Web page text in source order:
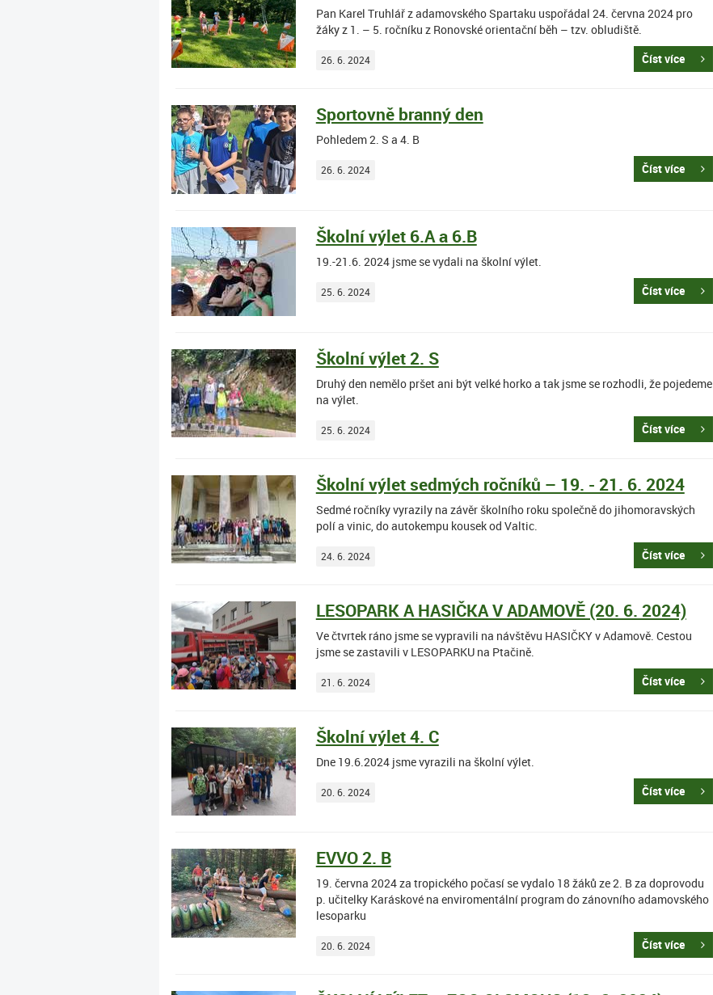
Pan Karel Truhlář z adamovského Spartaku uspořádal 24. června 2024 pro
žáky z 1. – 5. ročníku z Ronovské orientační běh – tzv. obludiště.
26. 6. 2024 Číst více
Sportovně branný den
Pohledem 2. S a 4. B
26. 6. 2024 Číst více
Školní výlet 6.A a 6.B
19.-21.6. 2024 jsme se vydali na školní výlet.
25. 6. 2024 Číst více
Školní výlet 2. S
Druhý den nemělo pršet ani být velké horko a tak jsme se rozhodli, že pojedeme
na výlet.
25. 6. 2024 Číst více
Školní výlet sedmých ročníků – 19. - 21. 6. 2024
Sedmé ročníky vyrazily na závěr školního roku společně do jihomoravských
polí a vinic, do autokempu kousek od Valtic.
24. 6. 2024 Číst více
LESOPARK A HASIČKA V ADAMOVĚ (20. 6. 2024)
Ve čtvrtek ráno jsme se vypravili na návštěvu HASIČKY v Adamově. Cestou
jsme se zastavili v LESOPARKU na Ptačině.
21. 6. 2024 Číst více
Školní výlet 4. C
Dne 19.6.2024 jsme vyrazili na školní výlet.
20. 6. 2024 Číst více
EVVO 2. B
19. června 2024 za tropického počasí se vydalo 18 žáků ze 2. B za doprovodu
p. učitelky Karáskové na enviromentální program do zánovního adamovského
lesoparku
20. 6. 2024 Číst více